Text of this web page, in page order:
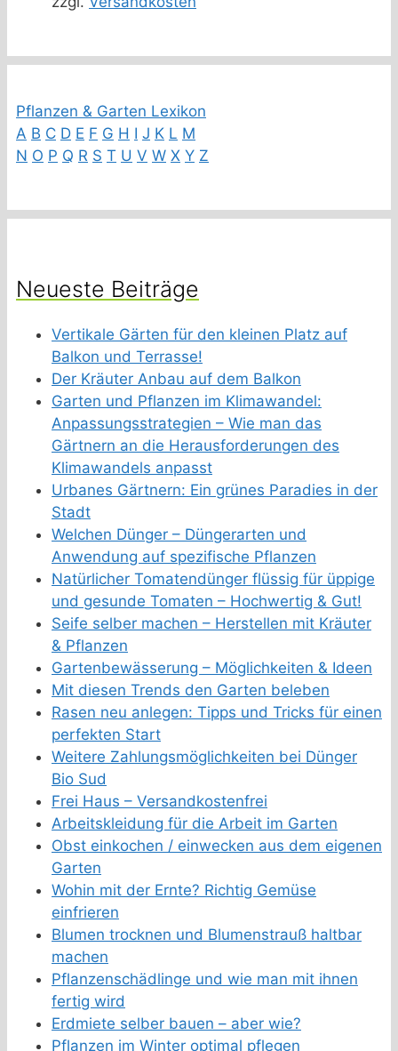
Pflanzen & Garten Lexikon
A B C D E F G H I J K L M
N O P Q R S T U V W X Y Z
Neueste Beiträge
Vertikale Gärten für den kleinen Platz auf
Balkon und Terrasse!
Der Kräuter Anbau auf dem Balkon
Garten und Pflanzen im Klimawandel:
Anpassungsstrategien – Wie man das
Gärtnern an die Herausforderungen des
Klimawandels anpasst
Urbanes Gärtnern: Ein grünes Paradies in der
Stadt
Welchen Dünger – Düngerarten und
Anwendung auf spezifische Pflanzen
Natürlicher Tomatendünger flüssig für üppige
und gesunde Tomaten – Hochwertig & Gut!
Seife selber machen – Herstellen mit Kräuter
& Pflanzen
Gartenbewässerung – Möglichkeiten & Ideen
Mit diesen Trends den Garten beleben
Rasen neu anlegen: Tipps und Tricks für einen
perfekten Start
Weitere Zahlungsmöglichkeiten bei Dünger
Bio Sud
Frei Haus – Versandkostenfrei
Arbeitskleidung für die Arbeit im Garten
Obst einkochen / einwecken aus dem eigenen
Garten
Wohin mit der Ernte? Richtig Gemüse
einfrieren
Blumen trocknen und Blumenstrauß haltbar
machen
Pflanzenschädlinge und wie man mit ihnen
fertig wird
Erdmiete selber bauen – aber wie?
Pflanzen im Winter optimal pflegen